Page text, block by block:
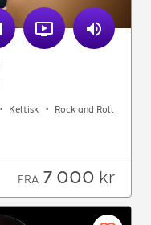
Keltisk Rock and Roll
FRA 7 000 kr